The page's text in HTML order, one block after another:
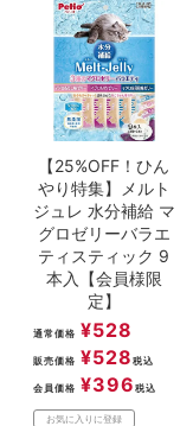
【25%OFF！ひん
やり特集】メルト
ジュレ 水分補給 マ
グロゼリーバラエ
ティスティック 9
本入【会員様限
定】
通常価格 ¥528
販売価格 ¥528 税込
会員価格 ¥396 税込
お気に入りに登録